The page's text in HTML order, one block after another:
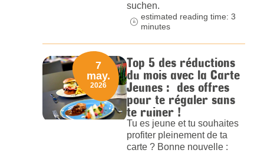
suchen.
estimated reading time: 3
minutes
Top 5 des réductions
du mois avec la Carte
Jeunes : des offres
pour te régaler sans
te ruiner !
Tu es jeune et tu souhaites
profiter pleinement de ta
carte ? Bonne nouvelle :
7
may.
2026